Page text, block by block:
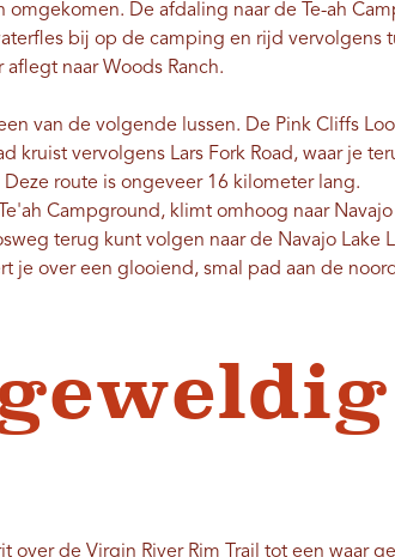
De afdaling naar de Te-ah
bij op de camping en rijd vervolgens
naar Woods Ranch.
van de volgende lussen. De Pink Cliffs
vervolgens Lars Fork Road, waar je
route is ongeveer 16 kilometer lang.
Campground, klimt omhoog naar Navajo
terug kunt volgen naar de Navajo Lake
je over een glooiend, smal pad aan de
de Virgin River Rim Trail tot een waar